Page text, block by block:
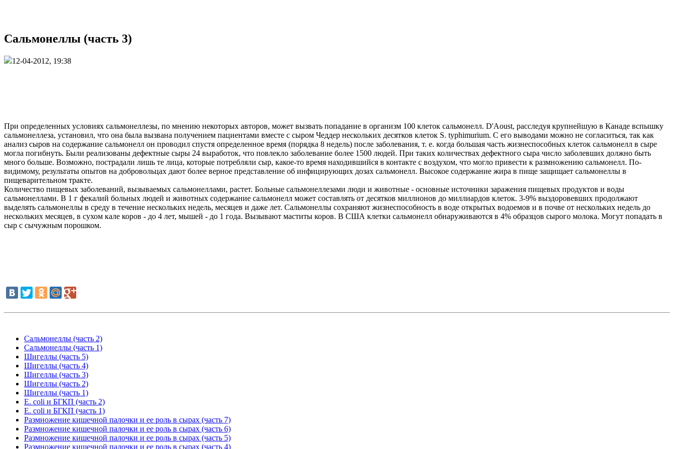
Сальмонеллы (часть 3)
12-04-2012, 19:38
При определенных условиях сальмонеллезы, по мнению некоторых авторов, может вызвать попадание в организм 100 клеток сальмонелл. D'Aoust, расследуя крупнейшую в Канаде вспышку
сальмонеллеза, установил, что она была вызвана получением пациентами вместе с сыром Чеддер нескольких десятков клеток S. typhimurium. С его выводами можно не согласиться, так как
анализ сыров на содержание сальмонелл он проводил спустя определенное время (порядка 8 недель) после заболевания, т. е. когда большая часть жизнеспособных клеток сальмонелл в сыре
могла погибнуть. Были реализованы дефектные сыры 24 выработок, что повлекло заболевание более 1500 людей. При таких количествах дефектного сыра число заболевших должно быть
много больше. Возможно, пострадали лишь те лица, которые потребляли сыр, какое-то время находившийся в контакте с воздухом, что могло привести к размножению сальмонелл. По-
видимому, результаты опытов на добровольцах дают более верное представление об инфицирующих дозах сальмонелл. Высокое содержание жира в пище защищает сальмонеллы в
пищеварительном тракте.
Количество пищевых заболеваний, вызываемых сальмонеллами, растет. Больные сальмонеллезами люди и животные - основные источники заражения пищевых продуктов и воды
сальмонеллами. B 1 г фекалий больных людей и животных содержание сальмонелл может составлять от десятков миллионов до миллиардов клеток. 3-9% выздоровевших продолжают
выделять сальмонеллы в среду в течение нескольких недель, месяцев и даже лет. Сальмонеллы сохраняют жизнеспособность в воде открытых водоемов и в почве от нескольких недель до
нескольких месяцев, в сухом кале коров - до 4 лет, мышей - до 1 года. Вызывают маститы коров. В США клетки сальмонелл обнаруживаются в 4% образцов сырого молока. Могут попадать в
сыр с сычужным порошком.
Сальмонеллы (часть 2)
Сальмонеллы (часть 1)
Шигеллы (часть 5)
Шигеллы (часть 4)
Шигеллы (часть 3)
Шигеллы (часть 2)
Шигеллы (часть 1)
E. coli и БГКП (часть 2)
E. coli и БГКП (часть 1)
Размножение кишечной палочки и ее роль в сырах (часть 7)
Размножение кишечной палочки и ее роль в сырах (часть 6)
Размножение кишечной палочки и ее роль в сырах (часть 5)
Размножение кишечной палочки и ее роль в сырах (часть 4)